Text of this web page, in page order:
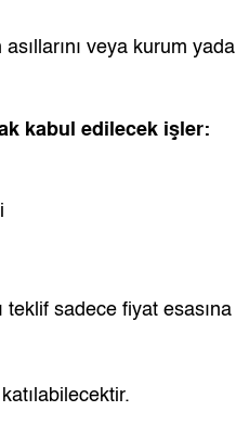
veya kurum
kabul edilecek işler:
teklif sadece fiyat